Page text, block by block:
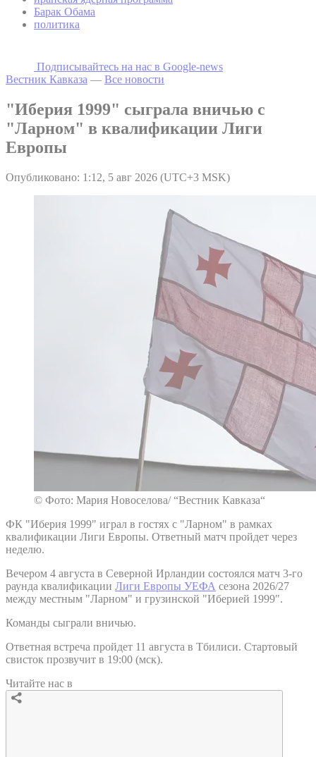
Барак Обама
политика
Подписывайтесь на наc в Google-news
Вестник Кавказа — Все новости
"Иберия 1999" сыграла вничью с
"Ларном" в квалификации Лиги
Европы
Опубликовано: 1:12, 5 авг 2026 (UTC+3 MSK)
© Фото: Мария Новоселова/ “Вестник Кавказа“
ФК "Иберия 1999" играл в гостях с "Ларном" в рамках
квалификации Лиги Европы. Ответный матч пройдет через
неделю.
Вечером 4 августа в Северной Ирландии состоялся матч 3-го
раунда квалификации Лиги Европы УЕФА сезона 2026/27
между местным "Ларном" и грузинской "Иберией 1999".
Команды сыграли вничью.
Ответная встреча пройдет 11 августа в Тбилиси. Стартовый
свисток прозвучит в 19:00 (мск).
Читайте нас в